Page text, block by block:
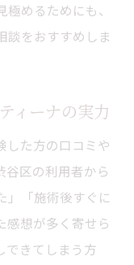
めるためにも、
談をおすすめしま
ィーナの実力
した方の口コミや
谷区の利用者から
」「施術後すぐに
感想が多く寄せら
できてしまう方